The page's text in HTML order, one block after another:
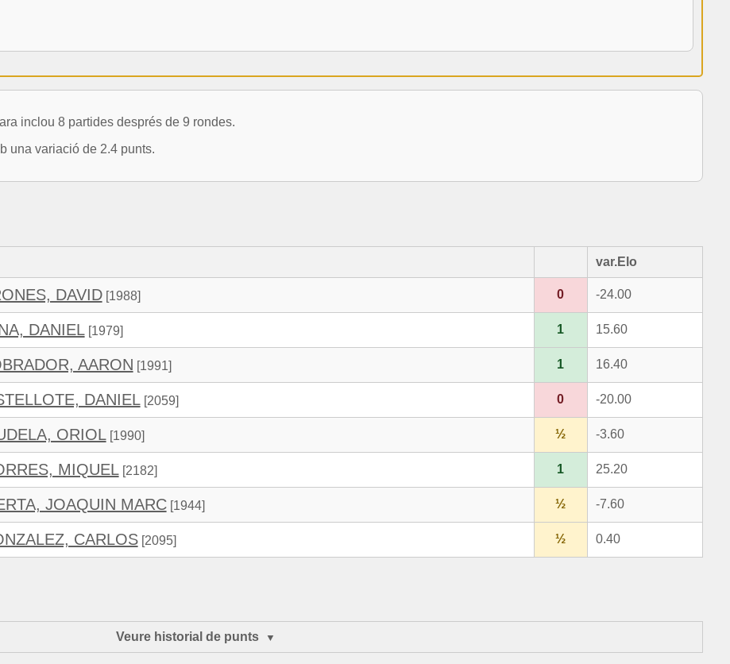
inclou 8 partides després de 9 rondes.
una variació de 2.4 punts.
var.Elo
DAVID[1988] 0 -24.00
DANIEL[1979] 1 15.60
AARON [1991] 1 16.40
DANIEL[2059] 0 -20.00
ORIOL[1990] ½ -3.60
MIQUEL[2182] 1 25.20
JOAQUIN MARC[1944] ½ -7.60
CARLOS[2095] ½ 0.40
Veure historial de punts